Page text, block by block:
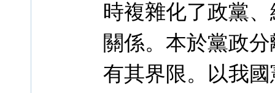
時複雜化了政黨
關係。本於黨政
有其界限。以我